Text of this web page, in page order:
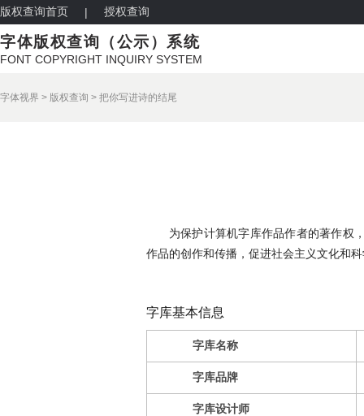
版权查询首页 | 授权查询
字体版权查询（公示）系统
FONT COPYRIGHT INQUIRY SYSTEM
字体视界 > 版权查询 > 把你写进诗的结尾
为保护计算机字库作品作者的著作权
作品的创作和传播，促进社会主义文化和
字库基本信息
字库名称
字库品牌
字库设计师